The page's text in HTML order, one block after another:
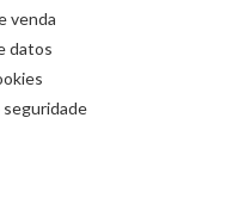
venda
datos